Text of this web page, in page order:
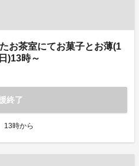
お茶室にてお菓子とお薄(1
)13時～
終了
13時から